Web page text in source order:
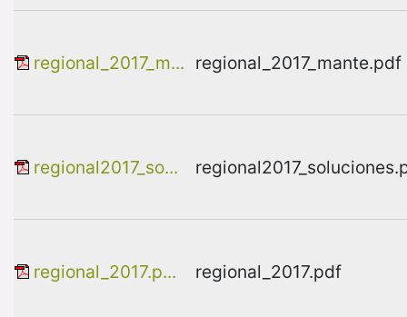
regional_2017_m... regional_2017_mante.pdf
regional2017_so...
regional_2017.p... regional_2017.pdf